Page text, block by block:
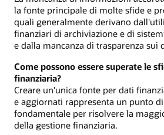
la fonte principale di molte sfide e
quali generalmente derivano
finanziari di archiviazione e di
e dalla mancanza di trasparenza sui
Come possono essere superate le
finanziaria?
Creare un'unica fonte per dati
e aggiornati rappresenta un punto
fondamentale per risolvere la
della gestione finanziaria.